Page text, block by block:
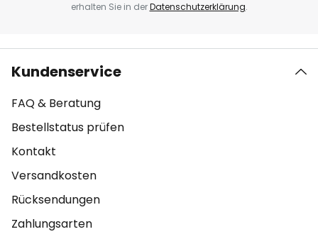
erhalten Sie in derDatenschutzerklärung.
Kundenservice
FAQ & Beratung
Bestellstatus prüfen
Kontakt
Versandkosten
Rücksendungen
Zahlungsarten